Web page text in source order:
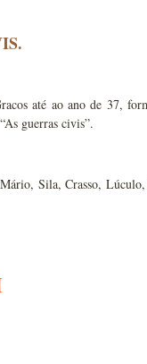
até ao ano de 37,
guerras civis”.
Sila, Crasso,